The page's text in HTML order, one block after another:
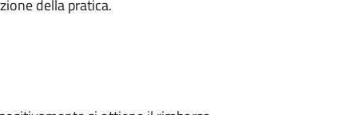
della pratica.